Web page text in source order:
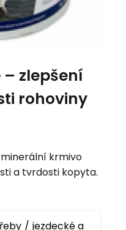
zlepšení
rohoviny
minerální krmivo
a tvrdosti kopyta.
jezdecké a